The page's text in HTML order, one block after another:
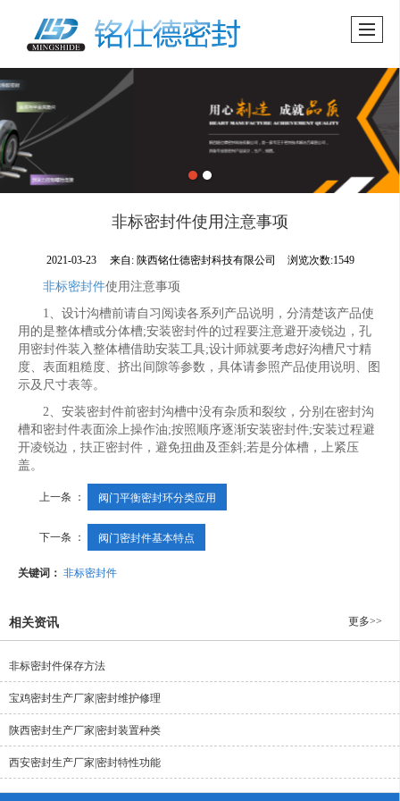
非标密封件使用注意事项
2021-03-23 来自: 陕西铭仕德密封科技有限公司 浏览次数:1549
非标密封件使用注意事项
1、设计沟槽前请自习阅读各系列产品说明，分清楚该产品使
用的是整体槽或分体槽;安装密封件的过程要注意避开凌锐边，孔
用密封件装入整体槽借助安装工具;设计师就要考虑好沟槽尺寸精
度、表面粗糙度、挤出间隙等参数，具体请参照产品使用说明、图
示及尺寸表等。
2、安装密封件前密封沟槽中没有杂质和裂纹，分别在密封沟
槽和密封件表面涂上操作油;按照顺序逐渐安装密封件;安装过程避
开凌锐边，扶正密封件，避免扭曲及歪斜;若是分体槽，上紧压
盖。
上一条 ： 阀门平衡密封环分类应用
下一条 ： 阀门密封件基本特点
关键词： 非标密封件
相关资讯 更多>>
非标密封件保存方法
宝鸡密封生产厂家|密封维护修理
陕西密封生产厂家|密封装置种类
西安密封生产厂家|密封特性功能